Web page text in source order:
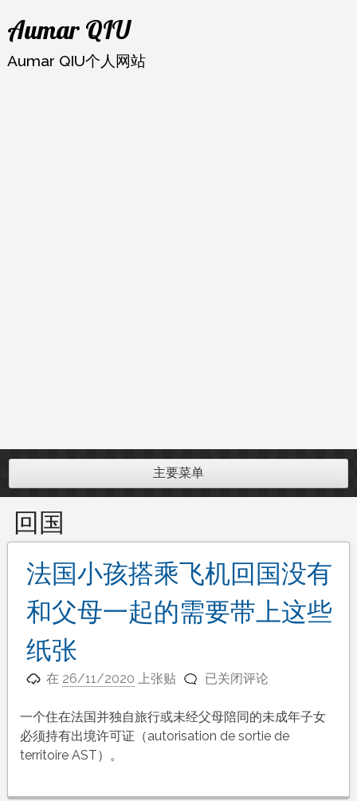
至
内
Aumar QIU
Aumar QIU个人网站
主要菜单
回国
法国小孩搭乘飞机回国没有
和父母一起的需要带上这些
纸张
在 26/11/2020 上张贴
法
小
孩
飞
已关闭评论
一个住在法国并独自旅行或未经父母陪同的未成年子女
必须持有出境许可证（autorisation de sortie de
territoire AST）。